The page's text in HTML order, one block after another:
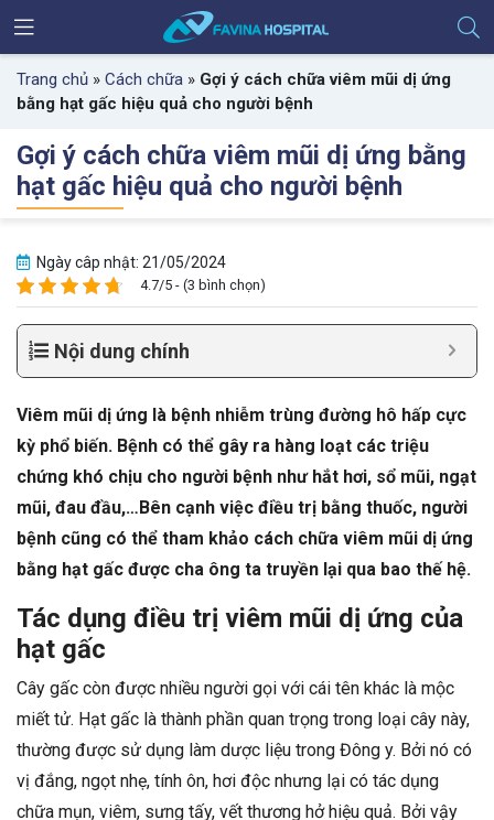
Trang chủ » Cách chữa » Gợi ý cách chữa viêm mũi dị ứng
bằng hạt gấc hiệu quả cho người bệnh
Gợi ý cách chữa viêm mũi dị ứng bằng
hạt gấc hiệu quả cho người bệnh
Ngày câp nhật: 21/05/2024
4.7/5 - (3 bình chọn)
Nội dung chính
Viêm mũi dị ứng là bệnh nhiễm trùng đường hô hấp cực
kỳ phổ biến. Bệnh có thể gây ra hàng loạt các triệu
chứng khó chịu cho người bệnh như hắt hơi, sổ mũi, ngạt
mũi, đau đầu,…Bên cạnh việc điều trị bằng thuốc, người
bệnh cũng có thể tham khảo cách chữa viêm mũi dị ứng
bằng hạt gấc được cha ông ta truyền lại qua bao thế hệ.
Tác dụng điều trị viêm mũi dị ứng của
hạt gấc
Cây gấc còn được nhiều người gọi với cái tên khác là mộc
miết tử. Hạt gấc là thành phần quan trọng trong loại cây này,
thường được sử dụng làm dược liệu trong Đông y. Bởi nó có
vị đắng, ngọt nhẹ, tính ôn, hơi độc nhưng lại có tác dụng
chữa mụn, viêm, sưng tấy, vết thương hở hiệu quả. Bởi vậy